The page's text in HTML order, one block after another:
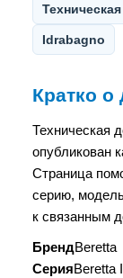
Idrabagno
Кратко о
Техническая
опубликован
Страница
серию,
к связанным
БрендBeretta
СерияBeretta